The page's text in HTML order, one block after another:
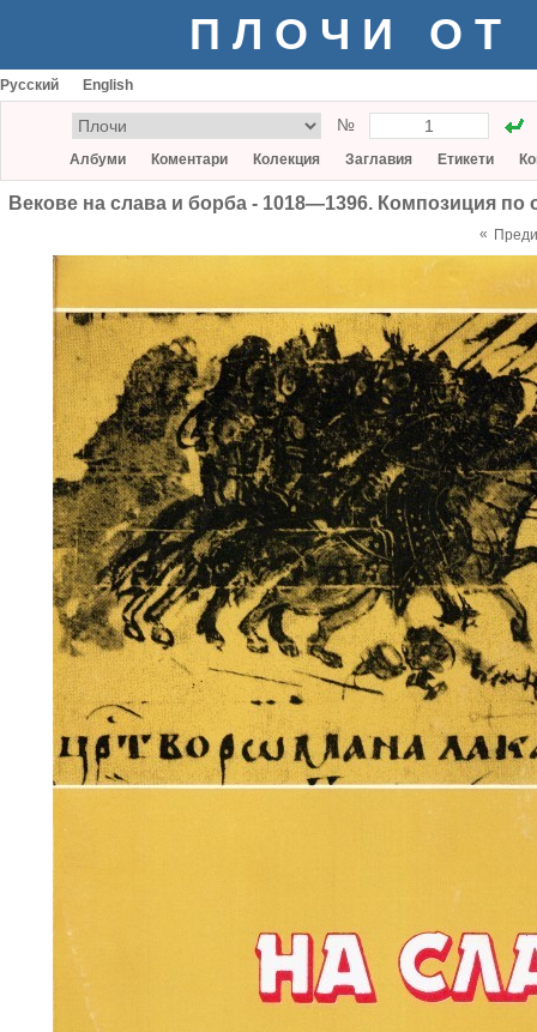
ПЛОЧИ ОТ
Русский English
№
Албуми Коментари Колекция Заглавия Етикети
Векове на слава и борба - 1018—1396. Композиция
«